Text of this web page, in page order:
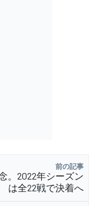
前の記事
。2022年シーズン
は全22戦で決着へ